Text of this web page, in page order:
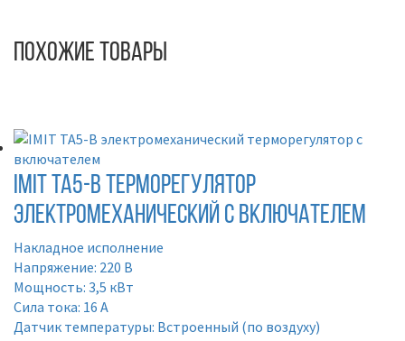
Похожие товары
IMIT TA5-B Терморегулятор
электромеханический с включателем
Накладное исполнение
Напряжение: 220 В
Мощность: 3,5 кВт
Сила тока: 16 А
Датчик температуры: Встроенный (по воздуху)